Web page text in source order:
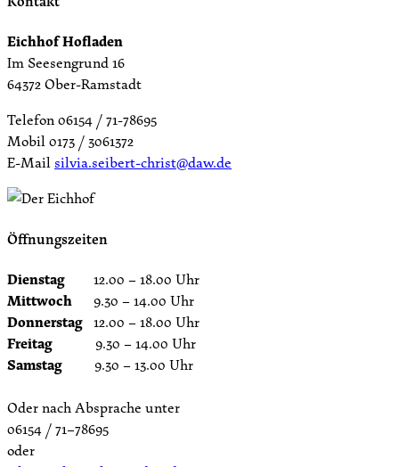
Eichhof Hofladen
Im Seesengrund 16
64372 Ober-Ramstadt
Telefon 06154 / 71-78695
Mobil 0173 / 3061372
E-Mailsilvia.seibert-christ@daw.de
Öffnungszeiten
Dienstag 12.00 – 18.00 Uhr
Mittwoch 9.30 – 14.00 Uhr
Donnerstag 12.00 – 18.00 Uhr
Freitag 9.30 – 14.00 Uhr
Samstag 9.30 – 13.00 Uhr
Oder nach Absprache unter
06154 / 71–78695
oder